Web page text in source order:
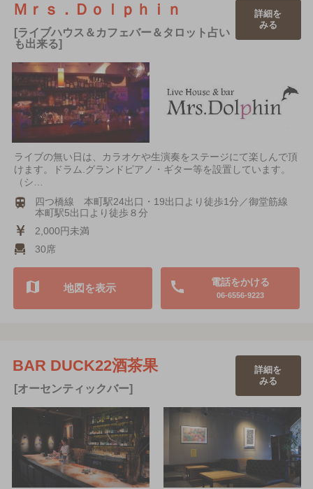
Ｍｒｓ．Ｄｏｌｐｈｉｎ
[ライブハウス＆カフェバー＆タロット占い
も出来る]
詳細を
みる
ライブの無い日は、カラオケや生演奏をステージにて楽しんで頂
けます。ドラム.グランドピアノ・ギター等を設置しています。
（シ…
四つ橋線 本町駅24出口・19出口より徒歩1分／御堂筋線
本町駅5出口より徒歩８分
2,000円未満
30席
電話をかける
06-6556-9223
地図を表示
BAR DUCK22酒茶果
[オーセンティックバー]
詳細を
みる